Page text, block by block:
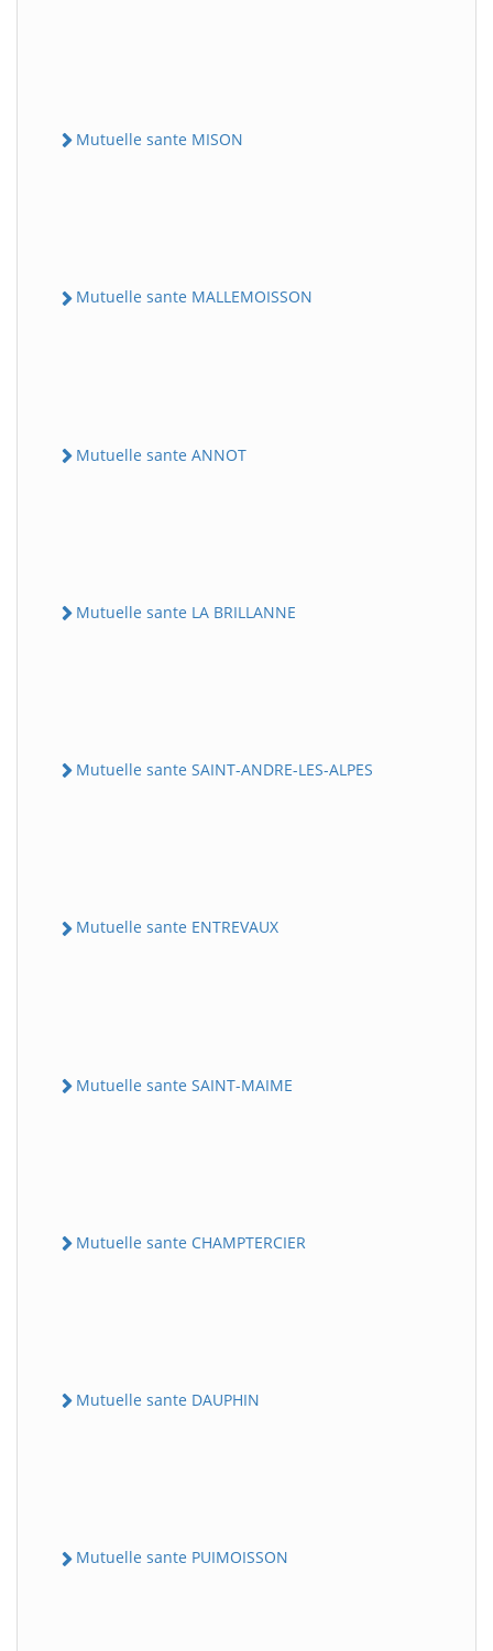
Mutuelle sante MISON
Mutuelle sante MALLEMOISSON
Mutuelle sante ANNOT
Mutuelle sante LA BRILLANNE
Mutuelle sante SAINT-ANDRE-LES-ALPES
Mutuelle sante ENTREVAUX
Mutuelle sante SAINT-MAIME
Mutuelle sante CHAMPTERCIER
Mutuelle sante DAUPHIN
Mutuelle sante PUIMOISSON